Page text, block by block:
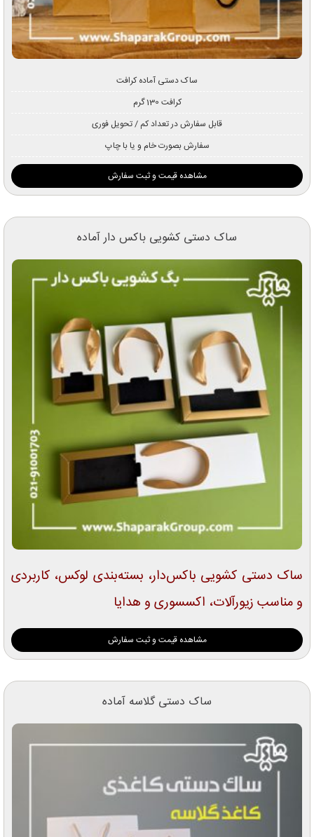
ساک دستی آماده کرافت
کرافت 130 گرم
قابل سفارش در تعداد کم / تحویل فوری
سفارش بصورت خام و یا با چاپ
مشاهده قیمت و ثبت سفارش
ساک دستی کشویی باکس دار آماده
ساک دستی کشویی باکس‌دار، بسته‌بندی لوکس، کاربردی
و مناسب زیورآلات، اکسسوری و هدایا
مشاهده قیمت و ثبت سفارش
ساک دستی گلاسه آماده